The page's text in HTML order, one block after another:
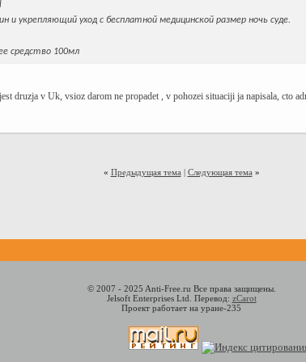
и укрепляющий уход с бесплатной медицинской размер ночь суде.
средство 100мл
druzja v Uk, vsioz darom ne propadet , v pohozei situaciji ja napisala, cto
« Предыдущая тема | Следующая тема »
© 2007 - 2025 Anti-Free.ru Все права защищены.
Jelsoft Enterprises Ltd. Перевод: zCarot
Проект работает на уране-235